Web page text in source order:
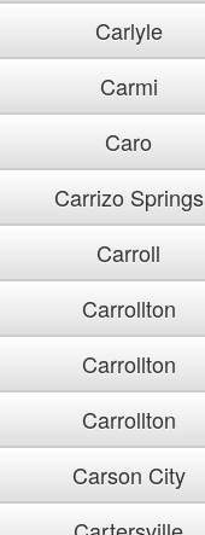
Carlyle
Carmi
Caro
Carrizo Springs
Carroll
Carrollton
Carrollton
Carrollton
Carson City